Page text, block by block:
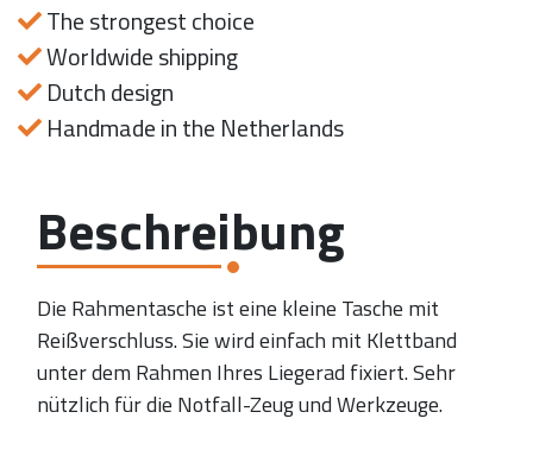
The strongest choice
Worldwide shipping
Dutch design
Handmade in the Netherlands
Beschreibung
Die Rahmentasche ist eine kleine Tasche mit
Reißverschluss. Sie wird einfach mit Klettband
unter dem Rahmen Ihres Liegerad fixiert. Sehr
nützlich für die Notfall-Zeug und Werkzeuge.